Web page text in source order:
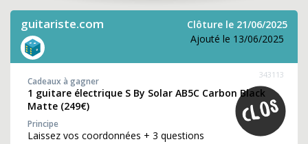
guitariste.com
Clôture le 21/06/2025
Ajouté le 13/06/2025
343113
Cadeaux à gagner
1 guitare électrique S By Solar AB5C Carbon Black
Matte (249€)
Principe
Laissez vos coordonnées + 3 questions